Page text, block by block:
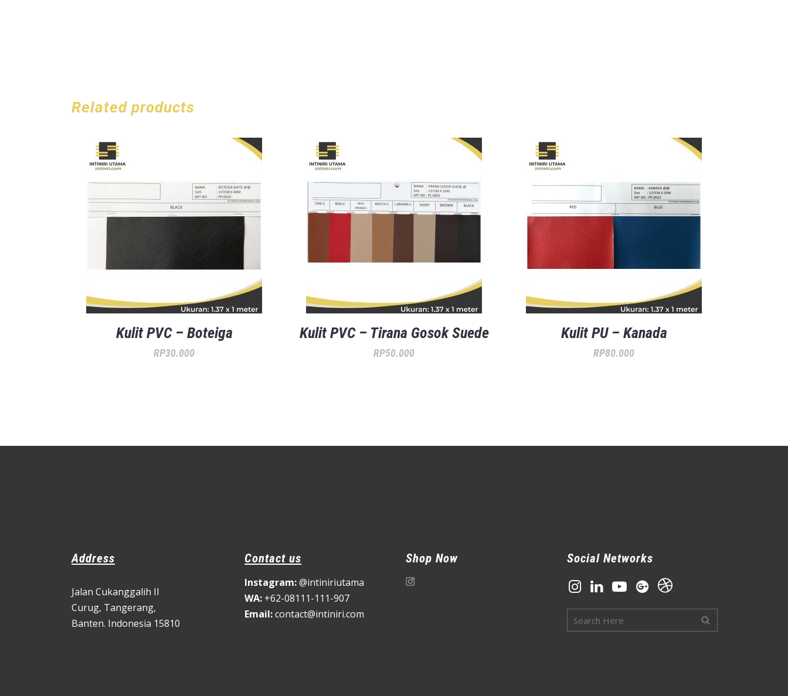
Related products
Kulit PVC – Boteiga
RP30.000
Kulit PVC – Tirana Gosok Suede
RP50.000
Kulit PU – Kanada
RP80.000
Address
Jalan Cukanggalih II
Curug, Tangerang,
Banten. Indonesia 15810
Contact us
Instagram:@intiniriutama
WA: +62-08111-111-907
Email:contact@intiniri.com
Shop Now Social Networks